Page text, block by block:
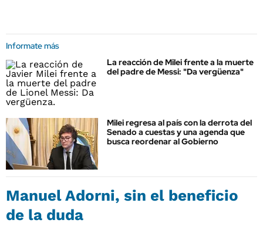
Informate más
La reacción de Milei frente a la muerte
del padre de Messi: "Da vergüenza"
Milei regresa al país con la derrota del
Senado a cuestas y una agenda que
busca reordenar al Gobierno
Manuel Adorni, sin el beneficio
de la duda